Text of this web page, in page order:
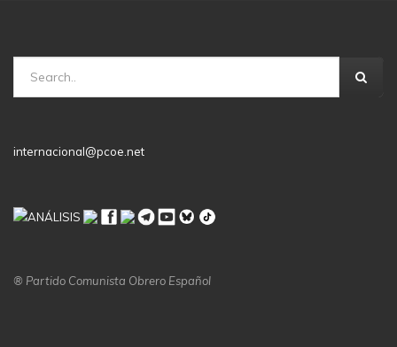
internacional@pcoe.net
® Partido Comunista Obrero Español